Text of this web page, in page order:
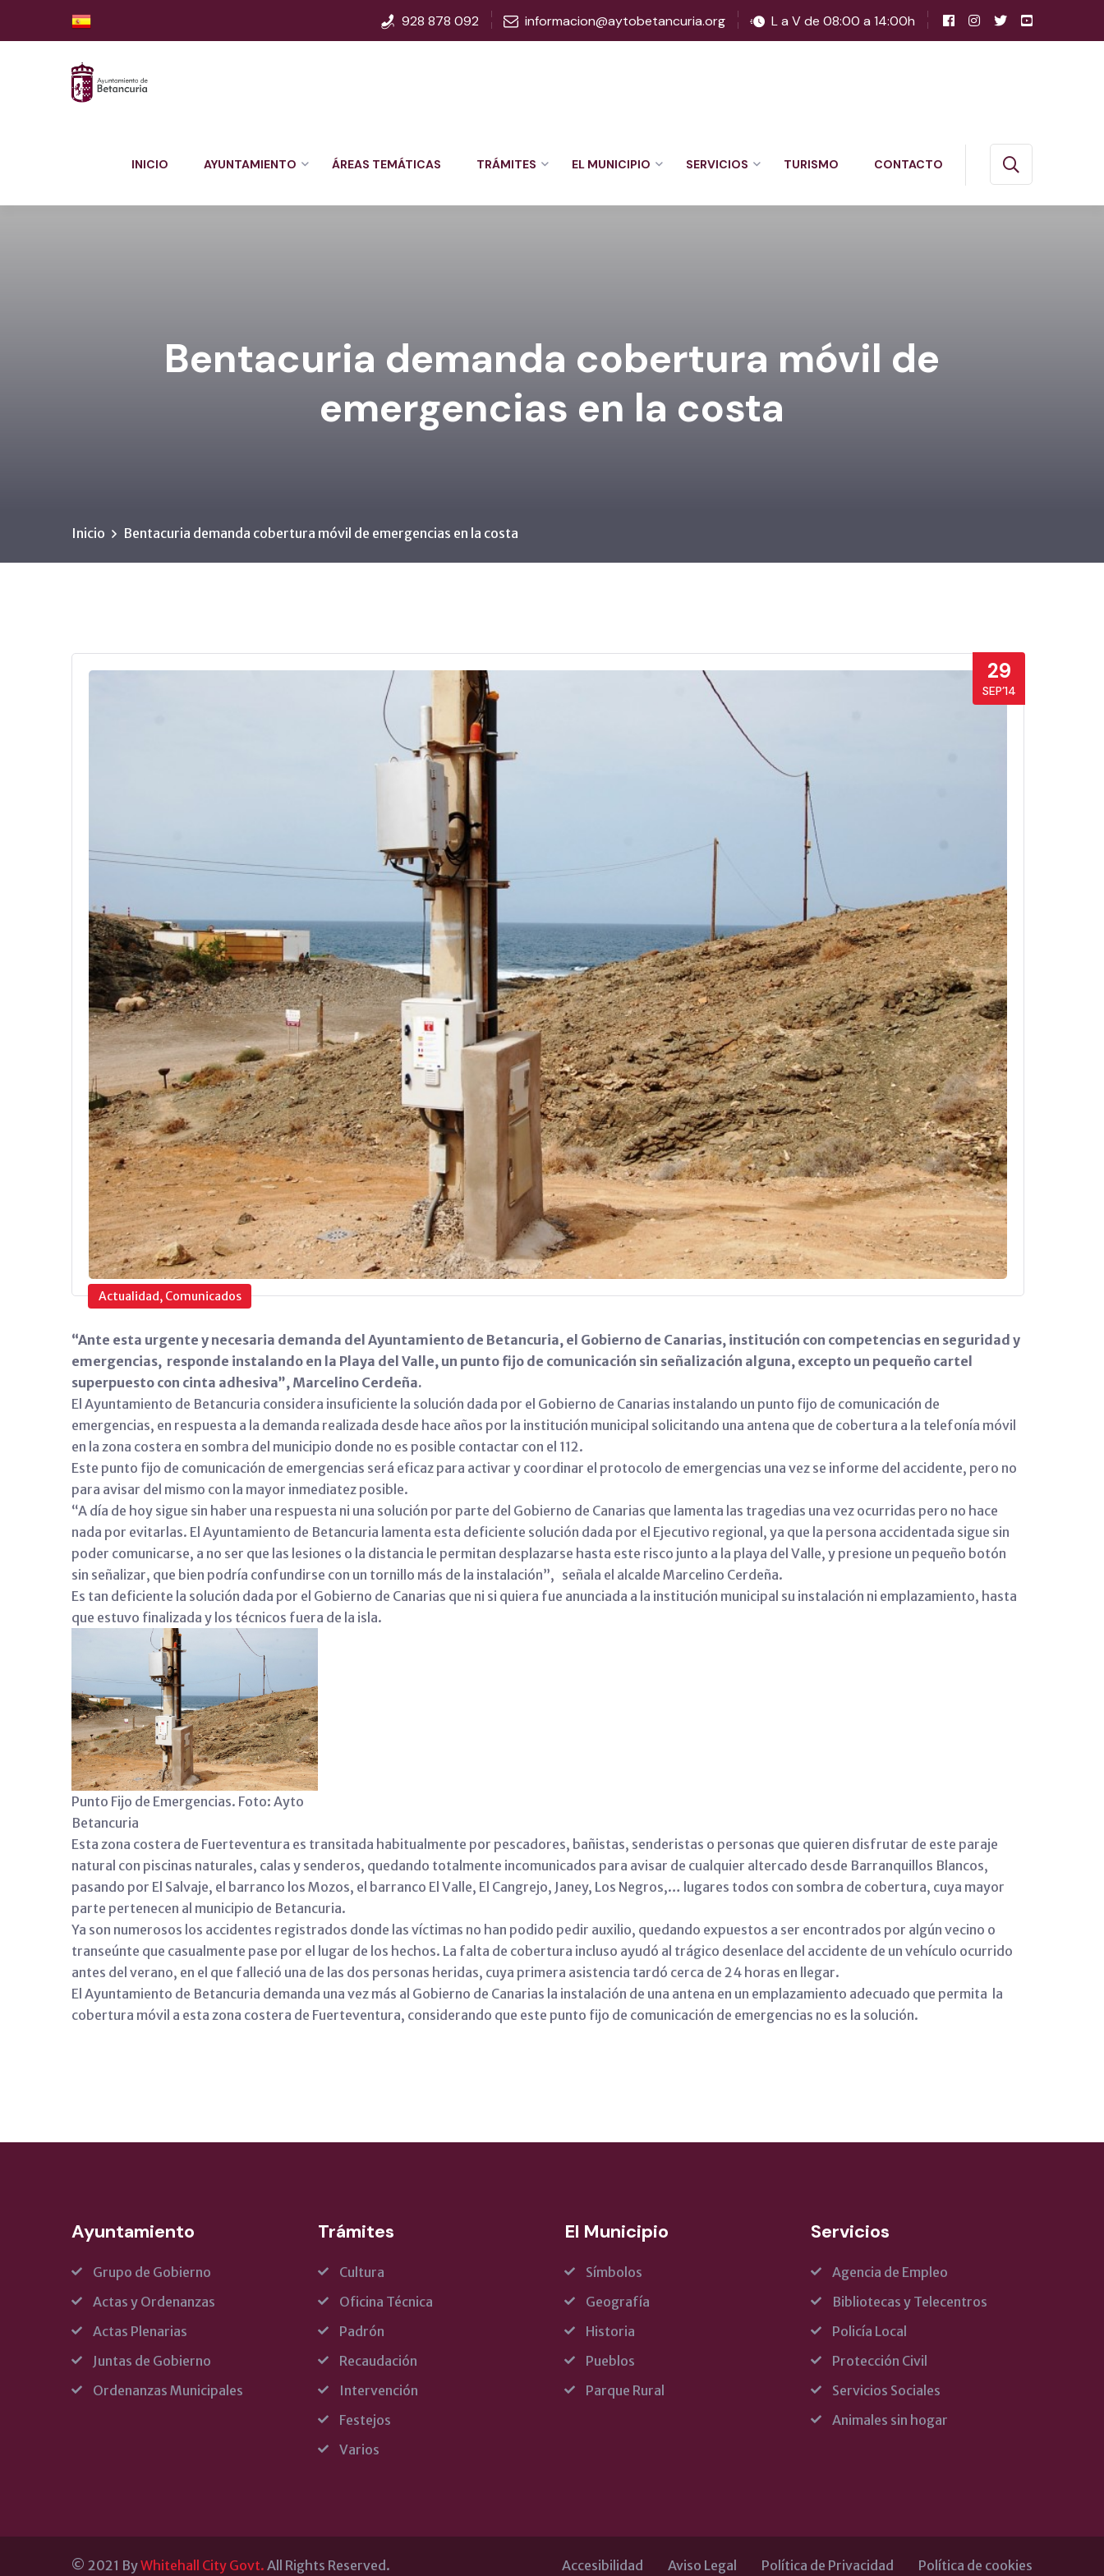
928 878 092 informacion@aytobetancuria.org L a V de 08:00 a 14:00h
INICIO AYUNTAMIENTO ÁREAS TEMÁTICAS TRÁMITES EL MUNICIPIO SERVICIOS TURISMO CONTACTO
Bentacuria demanda cobertura móvil de
emergencias en la costa
Inicio Bentacuria demanda cobertura móvil de emergencias en la costa
29
SEP’14
Actualidad, Comunicados
“Ante esta urgente y necesaria demanda del Ayuntamiento de Betancuria, el Gobierno de Canarias, institución con competencias en seguridad y
emergencias, responde instalando en la Playa del Valle, un punto fijo de comunicación sin señalización alguna, excepto un pequeño cartel
superpuesto con cinta adhesiva”, Marcelino Cerdeña.
El Ayuntamiento de Betancuria considera insuficiente la solución dada por el Gobierno de Canarias instalando un punto fijo de comunicación de
emergencias, en respuesta a la demanda realizada desde hace años por la institución municipal solicitando una antena que de cobertura a la telefonía móvil
en la zona costera en sombra del municipio donde no es posible contactar con el 112.
Este punto fijo de comunicación de emergencias será eficaz para activar y coordinar el protocolo de emergencias una vez se informe del accidente, pero no
para avisar del mismo con la mayor inmediatez posible.
“A día de hoy sigue sin haber una respuesta ni una solución por parte del Gobierno de Canarias que lamenta las tragedias una vez ocurridas pero no hace
nada por evitarlas. El Ayuntamiento de Betancuria lamenta esta deficiente solución dada por el Ejecutivo regional, ya que la persona accidentada sigue sin
poder comunicarse, a no ser que las lesiones o la distancia le permitan desplazarse hasta este risco junto a la playa del Valle, y presione un pequeño botón
sin señalizar, que bien podría confundirse con un tornillo más de la instalación”, señala el alcalde Marcelino Cerdeña.
Es tan deficiente la solución dada por el Gobierno de Canarias que ni si quiera fue anunciada a la institución municipal su instalación ni emplazamiento, hasta
que estuvo finalizada y los técnicos fuera de la isla.
Punto Fijo de Emergencias. Foto: Ayto
Betancuria
Esta zona costera de Fuerteventura es transitada habitualmente por pescadores, bañistas, senderistas o personas que quieren disfrutar de este paraje
natural con piscinas naturales, calas y senderos, quedando totalmente incomunicados para avisar de cualquier altercado desde Barranquillos Blancos,
pasando por El Salvaje, el barranco los Mozos, el barranco El Valle, El Cangrejo, Janey, Los Negros,… lugares todos con sombra de cobertura, cuya mayor
parte pertenecen al municipio de Betancuria.
Ya son numerosos los accidentes registrados donde las víctimas no han podido pedir auxilio, quedando expuestos a ser encontrados por algún vecino o
transeúnte que casualmente pase por el lugar de los hechos. La falta de cobertura incluso ayudó al trágico desenlace del accidente de un vehículo ocurrido
antes del verano, en el que falleció una de las dos personas heridas, cuya primera asistencia tardó cerca de 24 horas en llegar.
El Ayuntamiento de Betancuria demanda una vez más al Gobierno de Canarias la instalación de una antena en un emplazamiento adecuado que permita la
cobertura móvil a esta zona costera de Fuerteventura, considerando que este punto fijo de comunicación de emergencias no es la solución.
Ayuntamiento
Grupo de Gobierno
Actas y Ordenanzas
Actas Plenarias
Juntas de Gobierno
Ordenanzas Municipales
Trámites
Cultura
Oficina Técnica
Padrón
Recaudación
Intervención
Festejos
Varios
El Municipio
Símbolos
Geografía
Historia
Pueblos
Parque Rural
Servicios
Agencia de Empleo
Bibliotecas y Telecentros
Policía Local
Protección Civil
Servicios Sociales
Animales sin hogar
© 2021 ByWhitehall City Govt. All Rights Reserved. Accesibilidad Aviso Legal Política de Privacidad Política de cookies